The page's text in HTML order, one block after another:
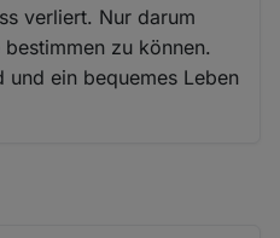
verliert. Nur darum
zu können.
und ein bequemes Leben